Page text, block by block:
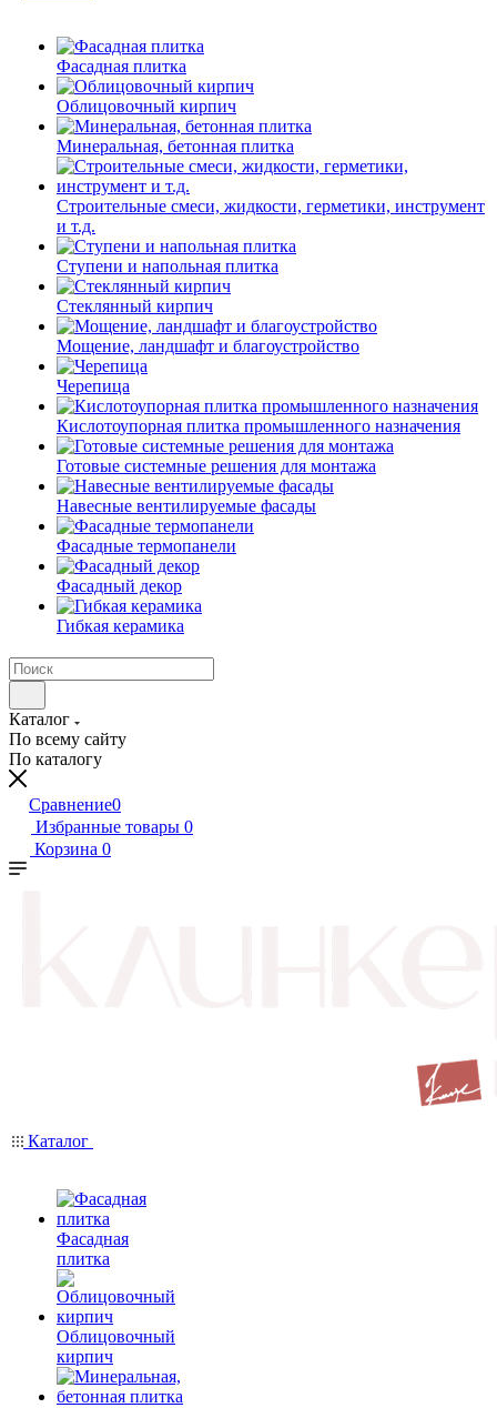
Фасадная плитка
Облицовочный кирпич
Минеральная, бетонная плитка
Строительные смеси, жидкости, герметики, инструмент
и т.д.
Ступени и напольная плитка
Cтеклянный кирпич
Мощение, ландшафт и благоустройство
Черепица
Кислотоупорная плитка промышленного назначения
Готовые системные решения для монтажа
Навесные вентилируемые фасады
Фасадные термопанели
Фасадный декор
Гибкая керамика
Каталог
По всему сайту
По каталогу
Сравнение0
Избранные товары 0
Корзина 0
Каталог
Фасадная
плитка
Облицовочный
кирпич